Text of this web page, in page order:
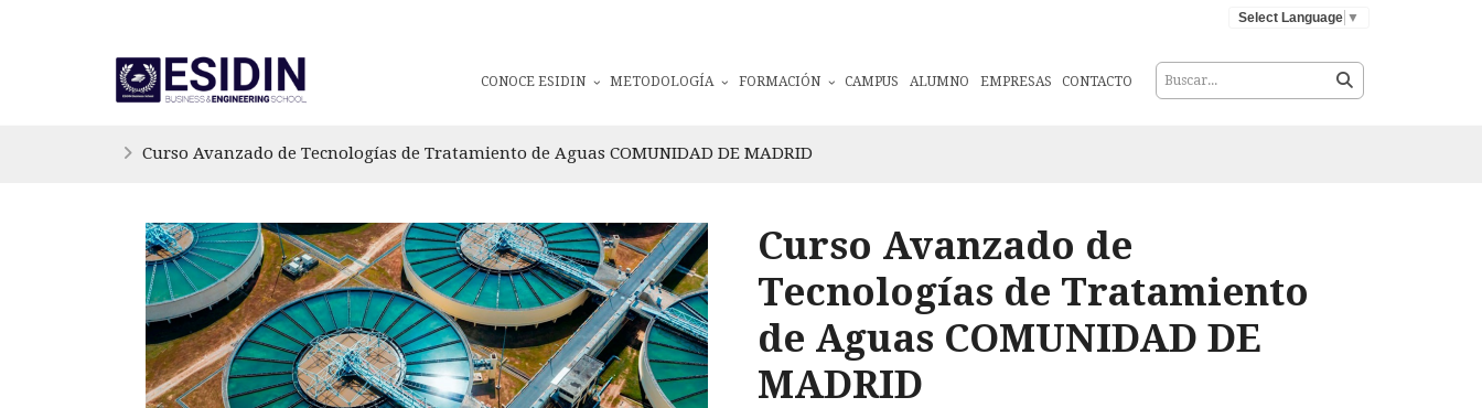
Select Language ▼
CONOCE ESIDIN METODOLOGÍA FORMACIÓN CAMPUS ALUMNO EMPRESAS CONTACTO
Curso Avanzado de Tecnologías de Tratamiento de Aguas COMUNIDAD DE MADRID
Curso Avanzado de
Tecnologías de Tratamiento
de Aguas COMUNIDAD DE
MADRID